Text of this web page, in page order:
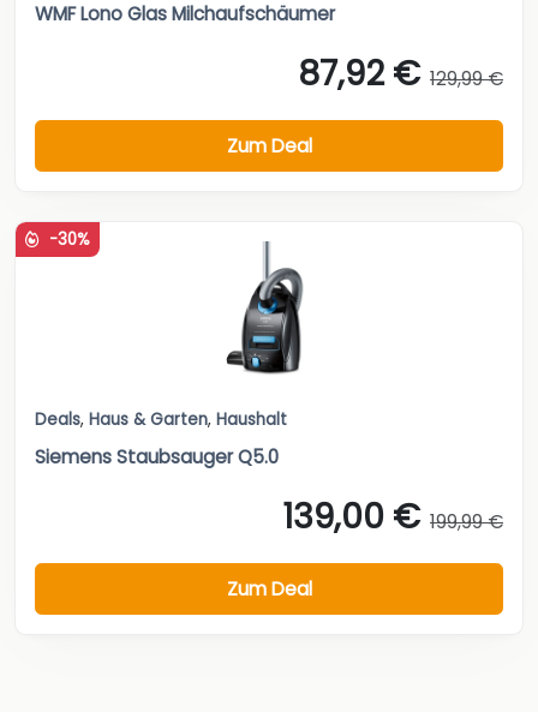
WMF Lono Glas Milchaufschäumer
87,92 € 129,99 €
Zum Deal
-30%
Deals, Haus & Garten, Haushalt
Siemens Staubsauger Q5.0
139,00 € 199,99 €
Zum Deal